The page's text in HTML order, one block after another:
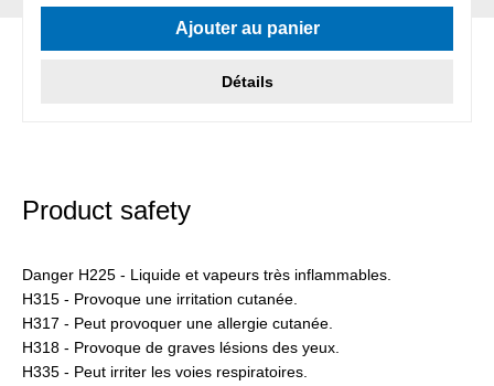
Ajouter au panier
Détails
Product safety
Danger H225 - Liquide et vapeurs très inflammables.
H315 - Provoque une irritation cutanée.
H317 - Peut provoquer une allergie cutanée.
H318 - Provoque de graves lésions des yeux.
H335 - Peut irriter les voies respiratoires.